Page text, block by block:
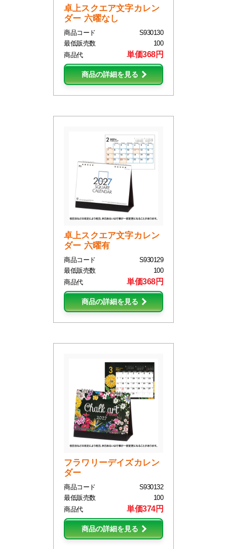
卓上スクエア文字カレン
ダー 六曜なし
商品コード
S930130
最低販売数
100
商品代
単価368円
商品の詳細を見る
卓上スクエア文字カレン
ダー 六曜有
商品コード
S930129
最低販売数
100
商品代
単価368円
商品の詳細を見る
フラワリーデイズカレン
ダー
商品コード
S930132
最低販売数
100
商品代
単価374円
商品の詳細を見る